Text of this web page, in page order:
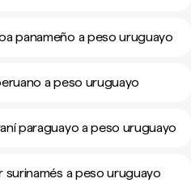
panameño a peso uruguayo
a peso uruguayo
paraguayo a peso uruguayo
a peso uruguayo